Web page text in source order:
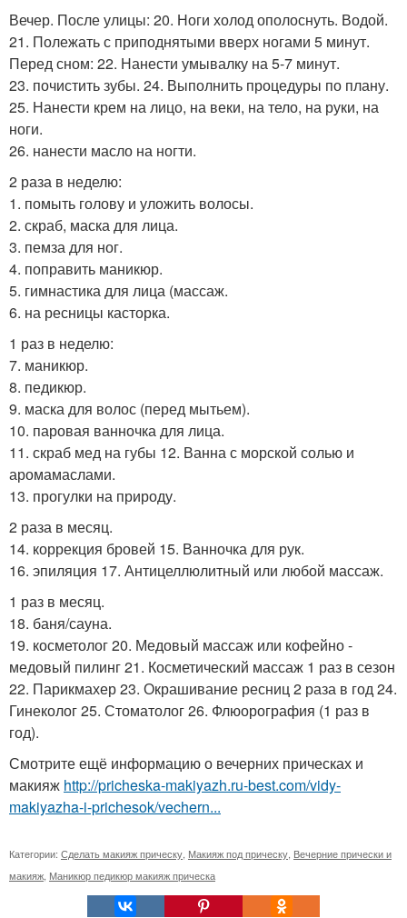
Вечер. После улицы: 20. Ноги холод ополоснуть. Водой.
21. Полежать с приподнятыми вверх ногами 5 минут.
Перед сном: 22. Нанести умывалку на 5-7 минут.
23. почистить зубы. 24. Выполнить процедуры по плану.
25. Нанести крем на лицо, на веки, на тело, на руки, на
ноги.
26. нанести масло на ногти.
2 раза в неделю:
1. помыть голову и уложить волосы.
2. скраб, маска для лица.
3. пемза для ног.
4. поправить маникюр.
5. гимнастика для лица (массаж.
6. на ресницы касторка.
1 раз в неделю:
7. маникюр.
8. педикюр.
9. маска для волос (перед мытьем).
10. паровая ванночка для лица.
11. скраб мед на губы 12. Ванна с морской солью и
аромамаслами.
13. прогулки на природу.
2 раза в месяц.
14. коррекция бровей 15. Ванночка для рук.
16. эпиляция 17. Антицеллюлитный или любой массаж.
1 раз в месяц.
18. баня/сауна.
19. косметолог 20. Медовый массаж или кофейно -
медовый пилинг 21. Косметический массаж 1 раз в сезон
22. Парикмахер 23. Окрашивание ресниц 2 раза в год 24.
Гинеколог 25. Стоматолог 26. Флюорография (1 раз в
год).
Смотрите ещё информацию о вечерних прическах и
макияж http://pricheska-makiyazh.ru-best.com/vidy-
makiyazha-i-prichesok/vechern...
Категории: Сделать макияж прическу Макияж под прическу Вечерние прически и
макияж Маникюр педикюр макияж прическа